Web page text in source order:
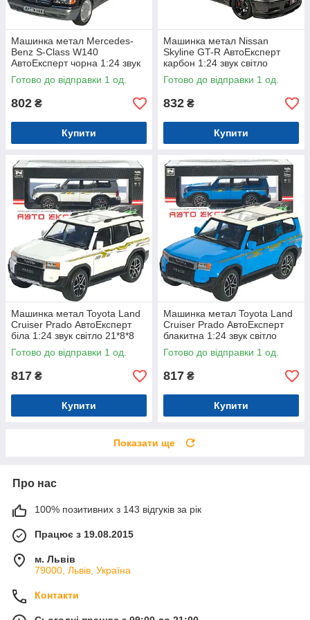
Машинка метал Mercedes-
Benz S-Class W140
АвтоЕксперт чорна 1:24 звук
світло 21*8*6,5 см (G9765-42)
Готово до відправки 1 од.
802 ₴
Купити
Машинка метал Nissan
Skyline GT-R АвтоЕксперт
карбон 1:24 звук світло
інерція 21*8*6,5 см (G8317-
48)
Готово до відправки 1 од.
832 ₴
Купити
Машинка метал Toyota Land
Cruiser Prado АвтоЕксперт
біла 1:24 звук світло 21*8*8
см (G7605-44)
Готово до відправки 1 од.
817 ₴
Купити
Машинка метал Toyota Land
Cruiser Prado АвтоЕксперт
блакитна 1:24 звук світло
21*8*8 см (G7605-44)
Готово до відправки 1 од.
817 ₴
Купити
Показати ще
Про нас
100% позитивних з 143 відгуків за рік
Працює з 19.08.2015
м. Львів
79000, Львів, Україна
Контакти